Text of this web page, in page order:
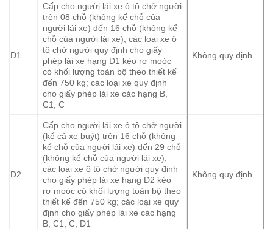
D1
Cấp cho người lái xe ô tô chở người
trên 08 chỗ (không kể chỗ của
người lái xe) đến 16 chỗ (không kể
chỗ của người lái xe); các loại xe ô
tô chở người quy định cho giấy
phép lái xe hạng D1 kéo rơ moóc
có khối lượng toàn bộ theo thiết kế
đến 750 kg; các loại xe quy định
cho giấy phép lái xe các hạng B,
C1, C
Không quy định
D2
Cấp cho người lái xe ô tô chở người
(kể cả xe buýt) trên 16 chỗ (không
kể chỗ của người lái xe) đến 29 chỗ
(không kể chỗ của người lái xe);
các loại xe ô tô chở người quy định
cho giấy phép lái xe hạng D2 kéo
rơ moóc có khối lượng toàn bộ theo
thiết kế đến 750 kg; các loại xe quy
định cho giấy phép lái xe các hạng
B, C1, C, D1
Không quy định